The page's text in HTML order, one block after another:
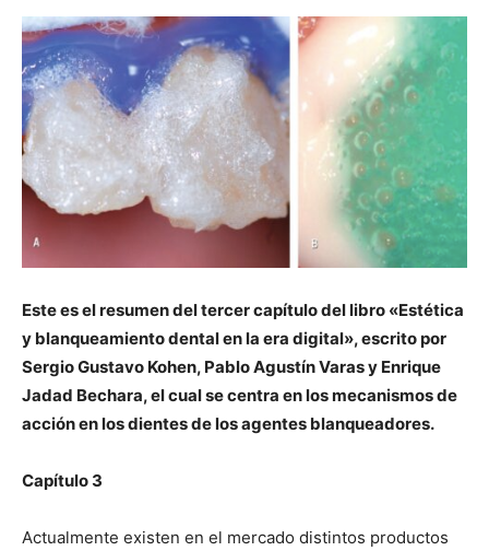
Este es el resumen del tercer capítulo del libro «Estética
y blanqueamiento dental en la era digital», escrito por
Sergio Gustavo Kohen, Pablo Agustín Varas y Enrique
Jadad Bechara, el cual se centra en los mecanismos de
acción en los dientes de los agentes blanqueadores.
Capítulo 3
Actualmente existen en el mercado distintos productos